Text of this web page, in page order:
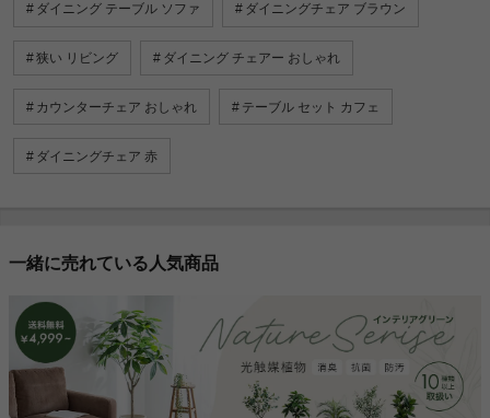
ダイニング テーブル ソファ ダイニングチェア ブラウン
狭い リビング ダイニング チェアー おしゃれ
カウンターチェア おしゃれ テーブル セット カフェ
ダイニングチェア 赤
一緒に売れている人気商品